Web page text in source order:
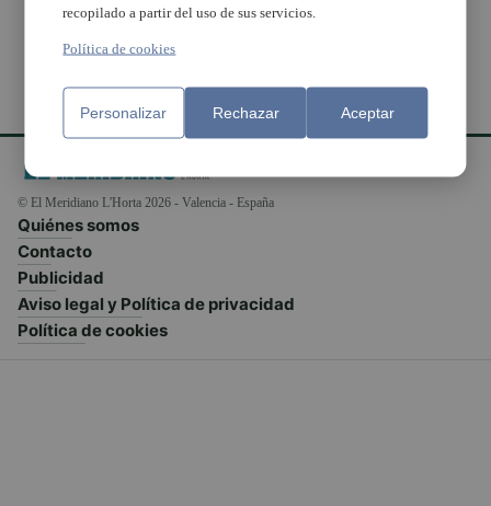
© El Meridiano L'Horta 2026 - Valencia - España
Quiénes somos
Contacto
Publicidad
Aviso legal y Política de privacidad
Política de cookies
recopilado a partir del uso de sus servicios.
Política de cookies
Personalizar Rechazar Aceptar